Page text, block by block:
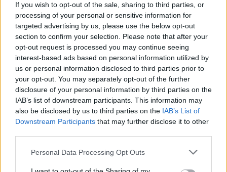
If you wish to opt-out of the sale, sharing to third parties, or
processing of your personal or sensitive information for
targeted advertising by us, please use the below opt-out
section to confirm your selection. Please note that after your
opt-out request is processed you may continue seeing
interest-based ads based on personal information utilized by
us or personal information disclosed to third parties prior to
your opt-out. You may separately opt-out of the further
disclosure of your personal information by third parties on the
IAB’s list of downstream participants. This information may
also be disclosed by us to third parties on the IAB’s List of
Downstream Participants that may further disclose it to other
Personal Data Processing Opt Outs
„Mindegy már, hogy milyen
víz, csak víz legyen” |
Holnapután
A
az ember
Greendex